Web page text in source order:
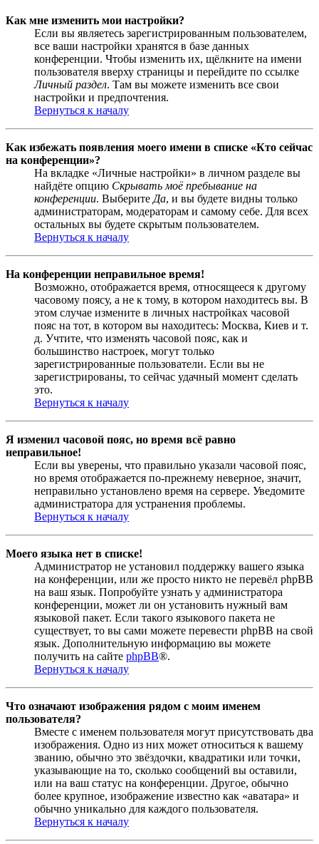
Как мне изменить мои настройки?
Если вы являетесь зарегистрированным пользователем,
все ваши настройки хранятся в базе данных
конференции. Чтобы изменить их, щёлкните на имени
пользователя вверху страницы и перейдите по ссылке
Личный раздел. Там вы можете изменить все свои
настройки и предпочтения.
Вернуться к началу
Как избежать появления моего имени в списке «Кто сейчас
на конференции»?
На вкладке «Личные настройки» в личном разделе вы
найдёте опцию Скрывать моё пребывание на
конференции. Выберите Да, и вы будете видны только
администраторам, модераторам и самому себе. Для всех
остальных вы будете скрытым пользователем.
Вернуться к началу
На конференции неправильное время!
Возможно, отображается время, относящееся к другому
часовому поясу, а не к тому, в котором находитесь вы. В
этом случае измените в личных настройках часовой
пояс на тот, в котором вы находитесь: Москва, Киев и т.
д. Учтите, что изменять часовой пояс, как и
большинство настроек, могут только
зарегистрированные пользователи. Если вы не
зарегистрированы, то сейчас удачный момент сделать
это.
Вернуться к началу
Я изменил часовой пояс, но время всё равно
неправильное!
Если вы уверены, что правильно указали часовой пояс,
но время отображается по-прежнему неверное, значит,
неправильно установлено время на сервере. Уведомите
администратора для устранения проблемы.
Вернуться к началу
Моего языка нет в списке!
Администратор не установил поддержку вашего языка
на конференции, или же просто никто не перевёл phpBB
на ваш язык. Попробуйте узнать у администратора
конференции, может ли он установить нужный вам
языковой пакет. Если такого языкового пакета не
существует, то вы сами можете перевести phpBB на свой
язык. Дополнительную информацию вы можете
получить на сайте phpBB®.
Вернуться к началу
Что означают изображения рядом с моим именем
пользователя?
Вместе с именем пользователя могут присутствовать два
изображения. Одно из них может относиться к вашему
званию, обычно это звёздочки, квадратики или точки,
указывающие на то, сколько сообщений вы оставили,
или на ваш статус на конференции. Другое, обычно
более крупное, изображение известно как «аватара» и
обычно уникально для каждого пользователя.
Вернуться к началу